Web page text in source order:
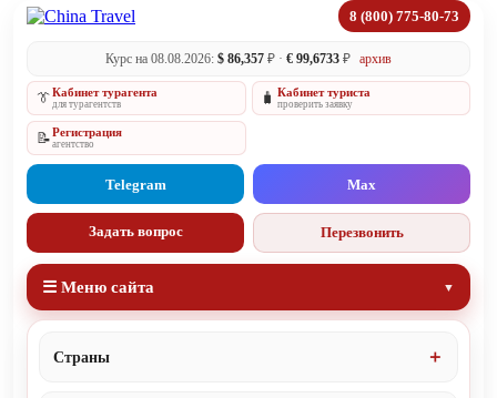
8 (800) 775-80-73
Курс на 08.08.2026: $ 86,357 ₽ · € 99,6733 ₽ архив
👔Кабинет турагента
для турагентств 🧳 Кабинет туриста
проверить заявку
📝Регистрация
агентство
Telegram Max
Задать вопрос Перезвонить
☰ Меню сайта
Страны